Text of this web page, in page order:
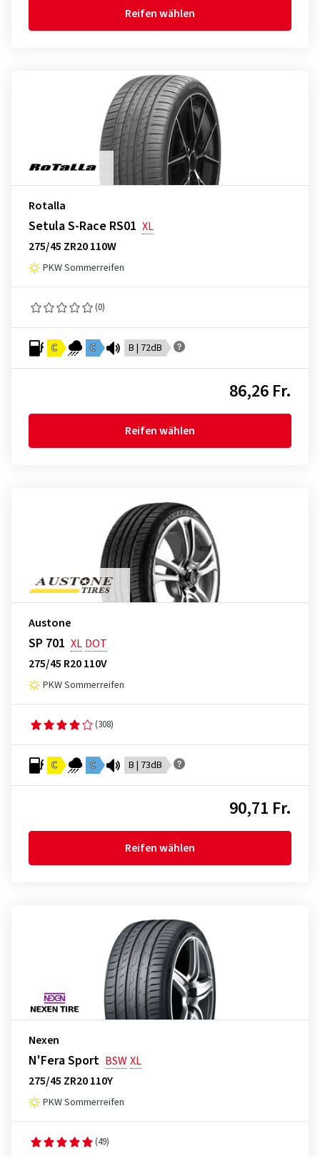
Reifen wählen
Rotalla
Setula S-Race RS01 XL
275/45 ZR20 110W
PKW Sommerreifen
(0)
C C B | 72dB
86,26 Fr.
Reifen wählen
Austone
SP 701 XL DOT
275/45 R20 110V
PKW Sommerreifen
(308)
C C B | 73dB
90,71 Fr.
Reifen wählen
Nexen
N'Fera Sport BSWXL
275/45 ZR20 110Y
PKW Sommerreifen
(49)